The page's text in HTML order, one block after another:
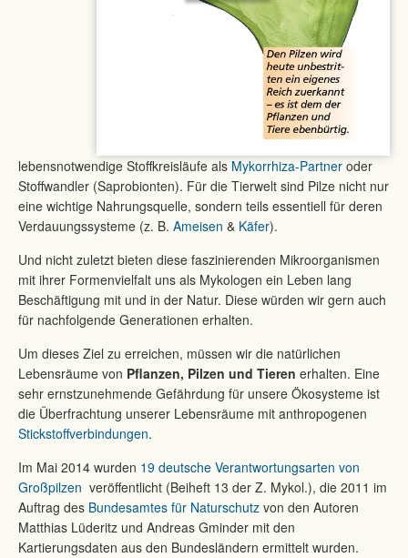
lebensnotwendige Stoffkreisläufe als Mykorrhiza-Partner oder
Stoffwandler (Saprobionten). Für die Tierwelt sind Pilze nicht nur
eine wichtige Nahrungsquelle, sondern teils essentiell für deren
Verdauungssysteme (z. B. Ameisen & Käfer).
Und nicht zuletzt bieten diese faszinierenden Mikroorganismen
mit ihrer Formenvielfalt uns als Mykologen ein Leben lang
Beschäftigung mit und in der Natur. Diese würden wir gern auch
für nachfolgende Generationen erhalten.
Um dieses Ziel zu erreichen, müssen wir die natürlichen
Lebensräume von Pflanzen, Pilzen und Tieren erhalten. Eine
sehr ernstzunehmende Gefährdung für unsere Ökosysteme ist
die Überfrachtung unserer Lebensräume mit anthropogenen
Stickstoffverbindungen.
Im Mai 2014 wurden 19 deutsche Verantwortungsarten von
Großpilzen veröffentlicht (Beiheft 13 der Z. Mykol.), die 2011 im
Auftrag des Bundesamtes für Naturschutz von den Autoren
Matthias Lüderitz und Andreas Gminder mit den
Kartierungsdaten aus den Bundesländern ermittelt wurden.